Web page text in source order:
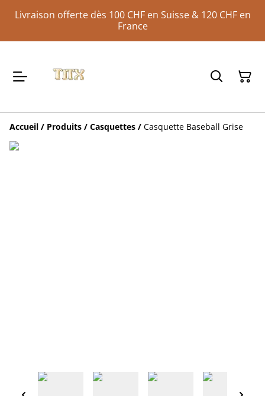
Livraison offerte dès 100 CHF en Suisse & 120 CHF en
France
Accueil / Produits / Casquettes / Casquette Baseball Grise